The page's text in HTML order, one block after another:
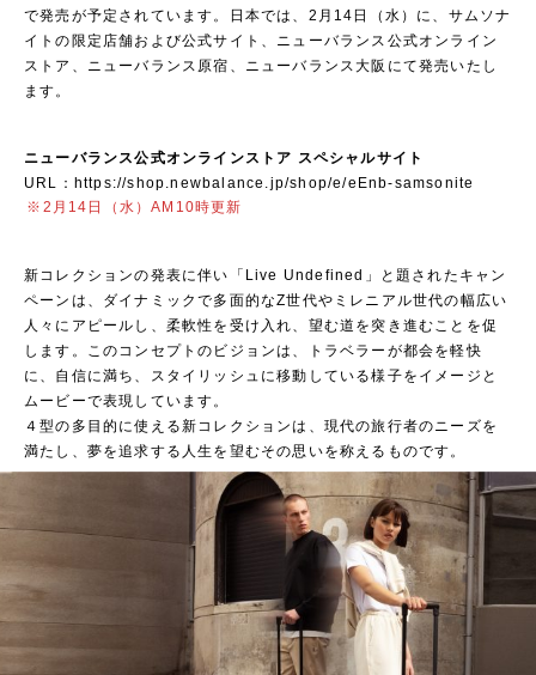
で発売が予定されています。日本では、2月14日（水）に、サムソナ
イトの限定店舗および公式サイト、ニューバランス公式オンライン
ストア、ニューバランス原宿、ニューバランス大阪にて発売いたし
ます。
ニューバランス公式オンラインストア スペシャルサイト
URL： https://shop.newbalance.jp/shop/e/eEnb-samsonite
※2月14日（水）AM10時更新
新コレクションの発表に伴い「Live Undefined」と題されたキャン
ペーンは、ダイナミックで多面的なZ世代やミレニアル世代の幅広い
人々にアピールし、柔軟性を受け入れ、望む道を突き進むことを促
します。このコンセプトのビジョンは、トラベラーが都会を軽快
に、自信に満ち、スタイリッシュに移動している様子をイメージと
ムービーで表現しています。
４型の多目的に使える新コレクションは、現代の旅行者のニーズを
満たし、夢を追求する人生を望むその思いを称えるものです。